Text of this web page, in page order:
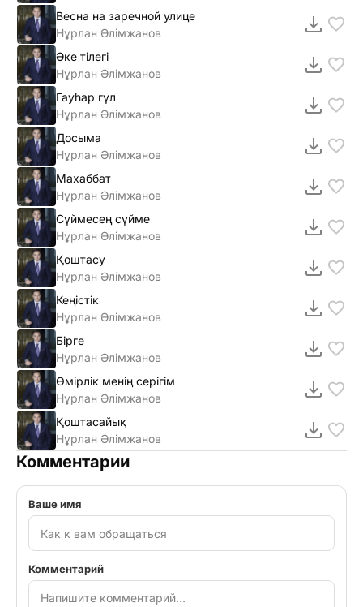
Весна на заречной улице
Нұрлан Әлімжанов
Әке тілегі
Нұрлан Әлімжанов
Гауһар гүл
Нұрлан Әлімжанов
Досыма
Нұрлан Әлімжанов
Махаббат
Нұрлан Әлімжанов
Сүймесең сүйме
Нұрлан Әлімжанов
Қоштасу
Нұрлан Әлімжанов
Кеңicтiк
Нұрлан Әлімжанов
Бірге
Нұрлан Әлімжанов
Өмірлік менің серігім
Нұрлан Әлімжанов
Қоштасайық
Нұрлан Әлімжанов
Комментарии
Ваше имя
Комментарий